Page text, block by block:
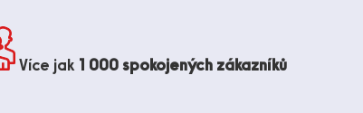
Více jak 1 000 spokojených zákazníků